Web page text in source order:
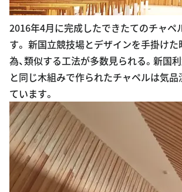
2016年4月に完成したできたてのチャペ
す。 新国立競技場とデザインを手掛け
為、類似する工法が多数見られる。新国
と同じ木組みで作られたチャペルは気
ています。